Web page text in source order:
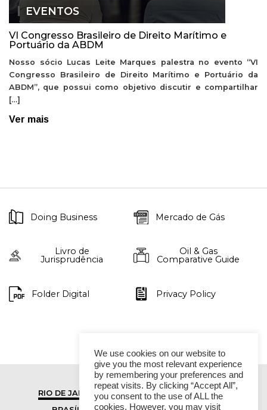
EVENTOS
VI Congresso Brasileiro de Direito Marítimo e
Portuário da ABDM
Nosso sócio Lucas Leite Marques palestra no evento “VI
Congresso Brasileiro de Direito Marítimo e Portuário da
ABDM”, que possui como objetivo discutir e compartilhar
[…]
Ver mais
Doing Business Mercado de Gás
Livro de
Jurisprudência
Oil & Gas
Comparative Guide
Folder Digital Privacy Policy
RIO DE JANEIRO
SÃO PAULO
We use cookies on our website to
give you the most relevant experience
by remembering your preferences and
repeat visits. By clicking “Accept All”,
you consent to the use of ALL the
cookies. However, you may visit